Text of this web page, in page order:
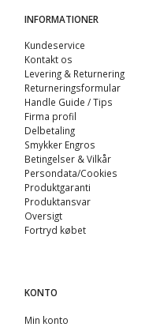
INFORMATIONER
Kundeservice
Kontakt os
Levering & Returnering
Returneringsformular
Handle Guide / Tips
Firma profil
Delbetaling
Smykker Engros
Betingelser & Vilkår
Persondata/Cookies
Produktgaranti
Produktansvar
Oversigt
Fortryd købet
KONTO
Min konto